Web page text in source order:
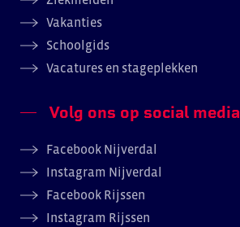
Vakanties
Schoolgids
Vacatures en stageplekken
Volg ons op social media
Facebook Nijverdal
Instagram Nijverdal
Facebook Rijssen
Instagram Rijssen